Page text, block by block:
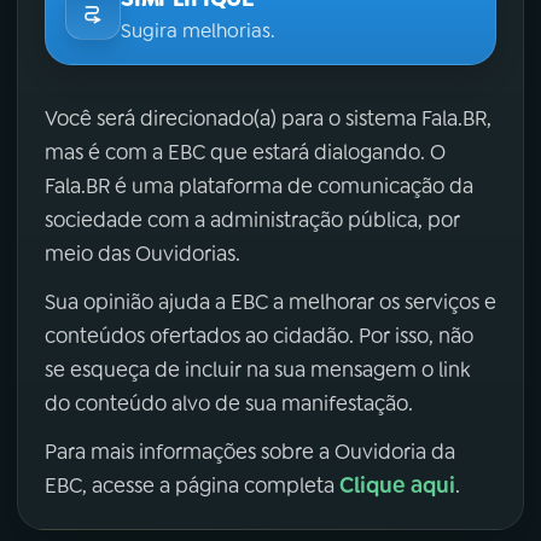
Sugira melhorias.
Você será direcionado(a) para o sistema Fala.BR,
mas é com a EBC que estará dialogando. O
Fala.BR é uma plataforma de comunicação da
sociedade com a administração pública, por
meio das Ouvidorias.
Sua opinião ajuda a EBC a melhorar os serviços e
conteúdos ofertados ao cidadão. Por isso, não
se esqueça de incluir na sua mensagem o link
do conteúdo alvo de sua manifestação.
Para mais informações sobre a Ouvidoria da
EBC, acesse a página completa Clique aqui.